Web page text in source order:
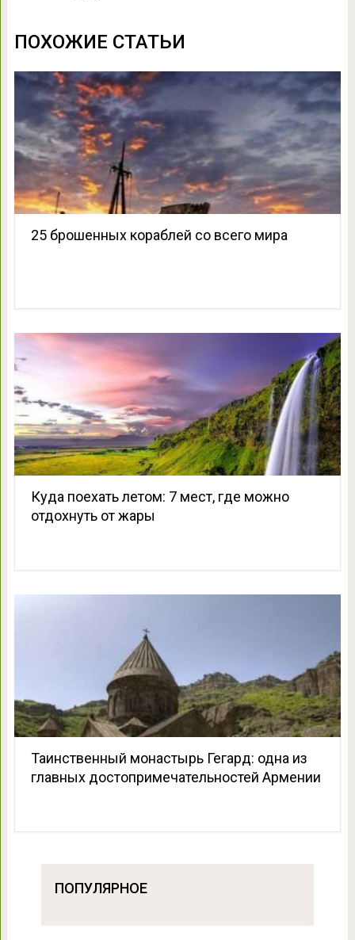
ПОХОЖИЕ СТАТЬИ
25 брошенных кораблей со всего мира
Куда поехать летом: 7 мест, где можно
отдохнуть от жары
Таинственный монастырь Гегард: одна из
главных достопримечательностей Армении
ПОПУЛЯРНОЕ